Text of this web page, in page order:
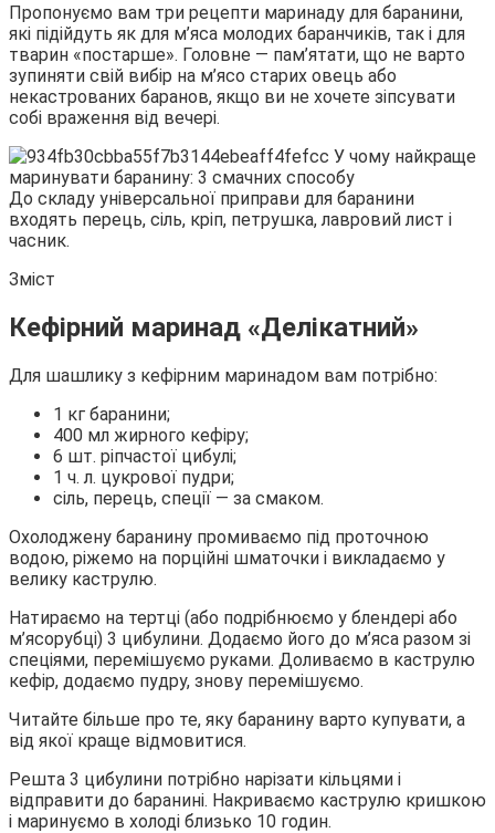
Пропонуємо вам три рецепти маринаду для баранини,
які підійдуть як для м’яса молодих баранчиків, так і для
тварин «постарше». Головне — пам’ятати, що не варто
зупиняти свій вибір на м’ясо старих овець або
некастрованих баранов, якщо ви не хочете зіпсувати
собі враження від вечері.
До складу універсальної приправи для баранини
входять перець, сіль, кріп, петрушка, лавровий лист і
часник.
Зміст
Кефірний маринад «Делікатний»
Для шашлику з кефірним маринадом вам потрібно:
1 кг баранини;
400 мл жирного кефіру;
6 шт. ріпчастої цибулі;
1 ч. л. цукрової пудри;
сіль, перець, спеції — за смаком.
Охолоджену баранину промиваємо під проточною
водою, ріжемо на порційні шматочки і викладаємо у
велику каструлю.
Натираємо на тертці (або подрібнюємо у блендері або
м’ясорубці) 3 цибулини. Додаємо його до м’яса разом зі
спеціями, перемішуємо руками. Доливаємо в каструлю
кефір, додаємо пудру, знову перемішуємо.
Читайте більше про те, яку баранину варто купувати, а
від якої краще відмовитися.
Решта 3 цибулини потрібно нарізати кільцями і
відправити до баранині. Накриваємо каструлю кришкою
і маринуємо в холоді близько 10 годин.